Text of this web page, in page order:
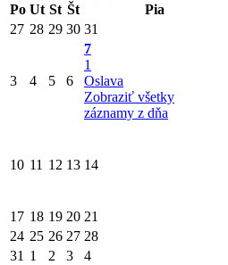
Po Ut St Št Pia
27 28 29 30 31
3 4 5 6
7
1
Oslava
Zobraziť všetky
záznamy z dňa
10 11 12 13 14
17 18 19 20 21
24 25 26 27 28
31 1 2 3 4